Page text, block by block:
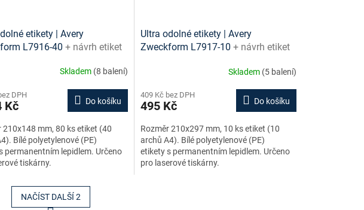
etikety | Avery
L7916-40 + návrh etiket
Skladem (8 balení)
DPH
Kč Do košíku
210x148 mm, 80 ks etiket (40
Bílé polyetylenové (PE)
permanentním lepidlem. Určeno
tiskárny.
Ultra odolné etikety | Avery
Zweckform L7917-10 + návrh etiket
Skladem (5 balení)
409 Kč bez DPH
495 Kč Do košíku
Rozměr 210x297 mm, 10 ks etiket (10
archů A4). Bílé polyetylenové (PE)
etikety s permanentním lepidlem. Určeno
pro laserové tiskárny.
NAČÍST DALŠÍ 2